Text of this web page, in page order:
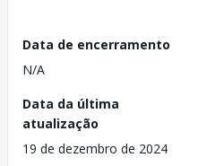
Data de encerramento
N/A
Data da última
atualização
19 de dezembro de 2024